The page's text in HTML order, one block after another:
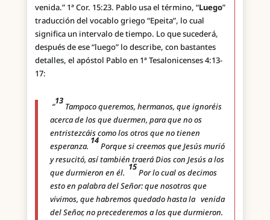
venida.” 1ª Cor. 15:23. Pablo usa el término, “Luego”
traducción del vocablo griego “Epeita”, lo cual
significa un intervalo de tiempo. Lo que sucederá,
después de ese “luego” lo describe, con bastantes
detalles, el apóstol Pablo en 1ª Tesalonicenses 4:13-
17:
“
13
Tampoco queremos, hermanos, que ignoréis
acerca de los que duermen, para que no os
entristezcáis como los otros que no tienen
esperanza.
14
Porque si creemos que Jesús murió
y resucitó, así también traerá Dios con Jesús a los
que durmieron en él.
15
Por lo cual os decimos
esto en palabra del Señor: que nosotros que
vivimos, que habremos quedado hasta la venida
del Señor, no precederemos a los que durmieron.